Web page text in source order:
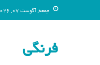
جمعه, آگوست 07, 2026
فرنگی